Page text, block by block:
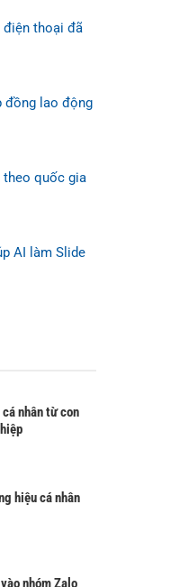
điện thoại đã
đồng lao động
quốc gia
AI làm Slide
nhân từ con
hiệu cá nhân
nhóm Zalo